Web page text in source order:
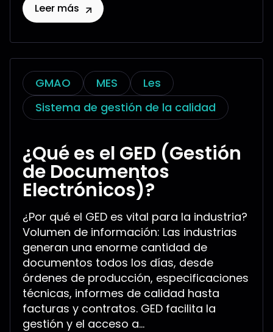
Leer más
GMAO MES
Les
Sistema de gestión de la calidad
¿Qué es el GED (Gestión
de Documentos
Electrónicos)?
¿Por qué el GED es vital para la industria?
Volumen de información: Las industrias
generan una enorme cantidad de
documentos todos los días, desde
órdenes de producción, especificaciones
técnicas, informes de calidad hasta
facturas y contratos. GED facilita la
gestión y el acceso a...